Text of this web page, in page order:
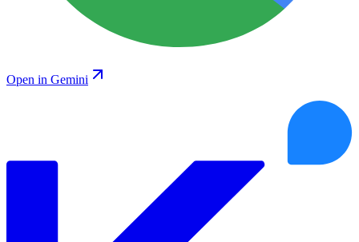
Open in Gemini